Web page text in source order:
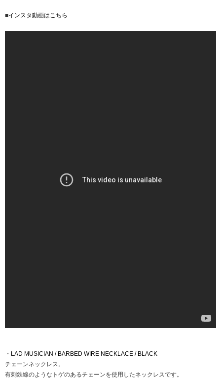
■インスタ動画はこちら
・ LAD MUSICIAN / BARBED WIRE NECKLACE / BLACK
チェーンネックレス。
有刺鉄線のようなトゲのあるチェーンを使用したネックレスです。